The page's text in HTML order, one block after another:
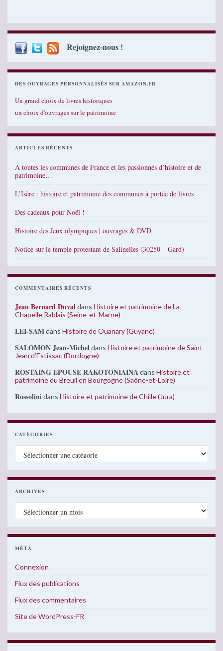
Rejoignez-nous !
DES OUVRAGES PERSONNALISÉS SUR AMAZON.FR
Un grand choix de livres historiques
un choix d'ouvrages sur le patrimoine
ARTICLES RÉCENTS
A toutes les communes de France et les passionnés d’histoire et de
patrimoine…
L’Isère : histoire et patrimoine des communes à portée de livres
Des cadeaux pour Noël !
Histoire des Jeux olympiques | ouvrages & DVD
Notice sur le temple protestant de Salinelles (30250 – Gard)
COMMENTAIRES RÉCENTS
Jean Bernard Duvaldans Histoire et patrimoine de La
Chapelle Rablais (Seine-et-Marne)
LEI-SAMdans Histoire de Ouanary (Guyane)
SALOMON Jean-Micheldans Histoire et patrimoine de Saint
Jean d’Estissac (Dordogne)
ROSTAING EPOUSE RAKOTONIAINAdans Histoire et
patrimoine du Breuil en Bourgogne (Saône-et-Loire)
Rossolinidans Histoire et patrimoine de Chille (Jura)
CATÉGORIES
Catégories
ARCHIVES
Archives
MÉTA
Connexion
Flux des publications
Flux des commentaires
Site de WordPress-FR